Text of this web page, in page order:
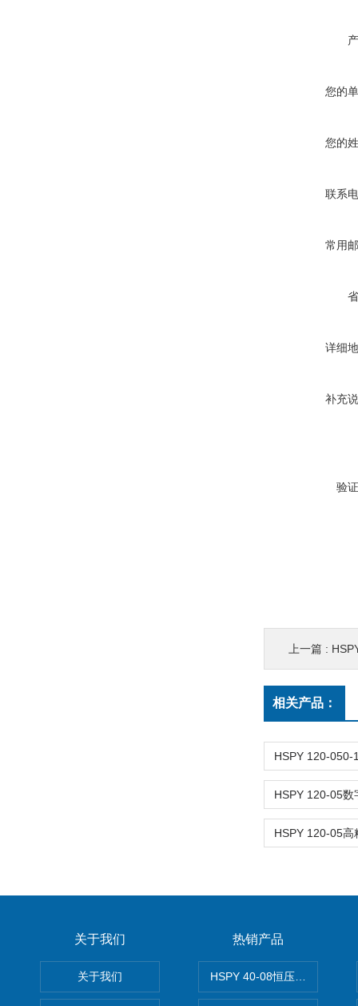
您的
您的
联系
常用
详细
补充
验
上一篇 : HSPY
相关产品：
关于我们
关于我们
热销产品
HSPY 40-08恒压恒流恒功率